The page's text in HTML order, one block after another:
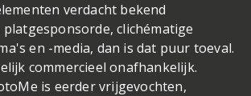
verdacht bekend
clichématige
en -media, dan is dat puur toeval.
commercieel onafhankelijk.
is eerder vrijgevochten,